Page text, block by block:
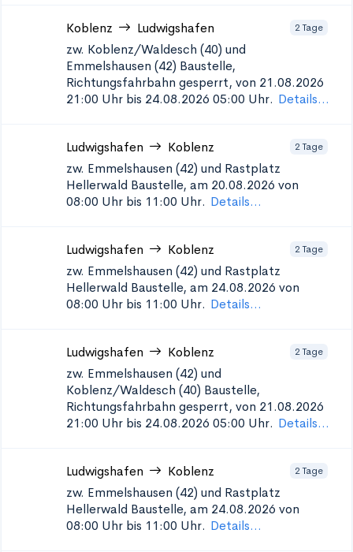
Koblenz Ludwigshafen 2 Tage
zw. Koblenz/Waldesch (40) und
Emmelshausen (42) Baustelle,
Richtungsfahrbahn gesperrt, von 21.08.2026
21:00 Uhr bis 24.08.2026 05:00 Uhr. Details...
Ludwigshafen Koblenz 2 Tage
zw. Emmelshausen (42) und Rastplatz
Hellerwald Baustelle, am 20.08.2026 von
08:00 Uhr bis 11:00 Uhr. Details...
Ludwigshafen Koblenz 2 Tage
zw. Emmelshausen (42) und Rastplatz
Hellerwald Baustelle, am 24.08.2026 von
08:00 Uhr bis 11:00 Uhr. Details...
Ludwigshafen Koblenz 2 Tage
zw. Emmelshausen (42) und
Koblenz/Waldesch (40) Baustelle,
Richtungsfahrbahn gesperrt, von 21.08.2026
21:00 Uhr bis 24.08.2026 05:00 Uhr. Details...
Ludwigshafen Koblenz 2 Tage
zw. Emmelshausen (42) und Rastplatz
Hellerwald Baustelle, am 24.08.2026 von
08:00 Uhr bis 11:00 Uhr. Details...